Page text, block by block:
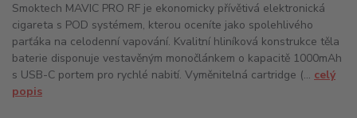
Smoktech MAVIC PRO RF je ekonomicky přívětivá elektronická
cigareta s POD systémem, kterou oceníte jako spolehlivého
parťáka na celodenní vapování. Kvalitní hliníková konstrukce těla
baterie disponuje vestavěným monočlánkem o kapacitě 1000mAh
s USB-C portem pro rychlé nabití. Vyměnitelná cartridge (... celý
popis